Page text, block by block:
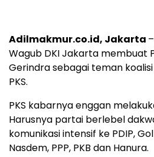
Adilmakmur.co.id, Jakarta
Wagub DKI Jakarta membuat
Gerindra sebagai teman
PKS.
PKS kabarnya enggan
Harusnya partai berlebel
komunikasi intensif ke PDIP,
Nasdem, PPP, PKB dan Hanura.